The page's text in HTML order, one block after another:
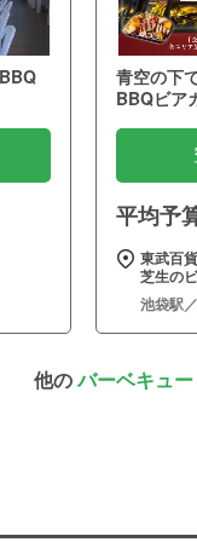
青空の下
BBQビア
平均予
東武百
芝生の
池袋駅
他のバーベキュー